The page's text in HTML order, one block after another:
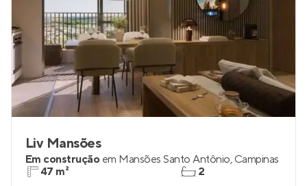
Liv Mansões
Em construção em Mansões Santo Antônio, Campinas
47 m²
2